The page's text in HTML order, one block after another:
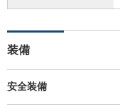
装備
安全装備